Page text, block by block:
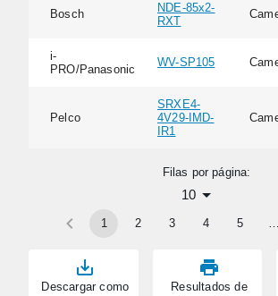
Descargar como
Resultados de
Bosch
NDE-85x2-
RXT
i-
PRO/Panasonic
WV-SP105
Pelco
SRXE4-
4V29-IMD-
IR1
Filas por página:
10
1 2 3 4 5 …